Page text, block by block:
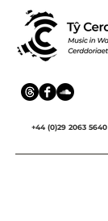
+44 (0)29 2063 5640